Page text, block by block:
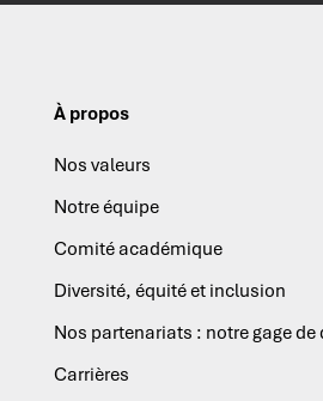
À propos
Nos valeurs
Notre équipe
Comité académique
Diversité, équité et inclusion
Nos partenariats : notre gage de
Carrières